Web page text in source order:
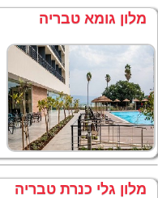
מלון גומא טבריה
מלון גלי כנרת טבריה